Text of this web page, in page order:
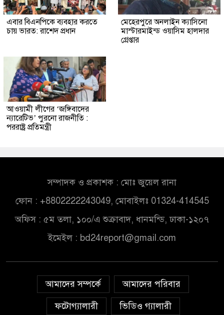
এবার বিএনপিকে ব্যবহার করতে
চায় ভারত: রাশেদ প্রধান
মেহেরপুরে অনলাইন ক্যাসিনো
মাস্টারমাইন্ড ওয়াসিম হালদার
গ্রেপ্তার
আওয়ামী লীগের ‘জঙ্গিবাদের
ন্যারেটিভ’ পুরনো রাজনীতি :
পররাষ্ট্র প্রতিমন্ত্রী
সম্পাদক ও প্রকাশক : মোঃ জুয়েল রানা
ফোন : +8802222243049, মোবাইলঃ 01324-414545
অফিস : ৫ম তলা, ১০০/এ শুক্রাবাদ, ধানমন্ডি, ঢাকা-১২০৭
ইমেইল : bd24report@gmail.com
আমাদের সম্পর্কে
আমাদের পরিবার
ফটোগ্যালারী
ভিডিও গ্যালারী